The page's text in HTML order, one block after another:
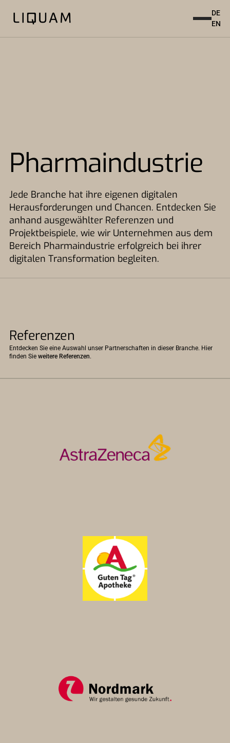
DE
EN
Pharmaindustrie
Jede Branche hat ihre eigenen digitalen
Herausforderungen und Chancen. Entdecken Sie
anhand ausgewählter Referenzen und
Projektbeispiele, wie wir Unternehmen aus dem
Bereich Pharmaindustrie erfolgreich bei ihrer
digitalen Transformation begleiten.
Referenzen
Entdecken Sie eine Auswahl unser Partnerschaften in dieser Branche. Hier
finden Sie weitere Referenzen.